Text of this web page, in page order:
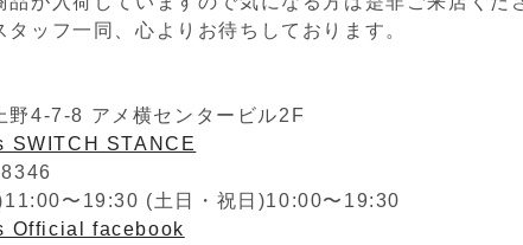
タッフ一同、心よりお待ちしております。
野4-7-8 アメ横センタービル2F
SWITCH STANCE
〜19:30 (土日・祝日)10:00〜19:30
Official facebook